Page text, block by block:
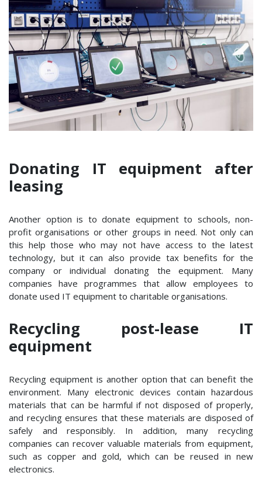
Donating IT equipment after
leasing
Another option is to donate equipment to schools, non-
profit organisations or other groups in need. Not only can
this help those who may not have access to the latest
technology, but it can also provide tax benefits for the
company or individual donating the equipment. Many
companies have programmes that allow employees to
donate used IT equipment to charitable organisations.
Recycling post-lease IT
equipment
Recycling equipment is another option that can benefit the
environment. Many electronic devices contain hazardous
materials that can be harmful if not disposed of properly,
and recycling ensures that these materials are disposed of
safely and responsibly. In addition, many recycling
companies can recover valuable materials from equipment,
such as copper and gold, which can be reused in new
electronics.